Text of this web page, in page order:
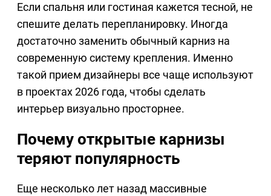
Если спальня или гостиная кажется тесной, не
спешите делать перепланировку. Иногда
достаточно заменить обычный карниз на
современную систему крепления. Именно
такой прием дизайнеры все чаще используют
в проектах 2026 года, чтобы сделать
интерьер визуально просторнее.
Почему открытые карнизы
теряют популярность
Еще несколько лет назад массивные